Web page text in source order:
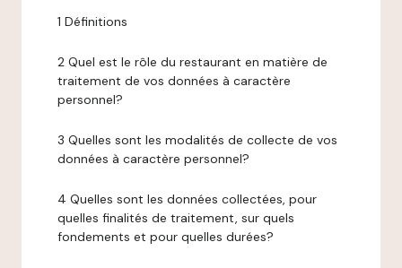
1 Définitions
2 Quel est le rôle du restaurant en matière de
traitement de vos données à caractère
personnel?
3 Quelles sont les modalités de collecte de vos
données à caractère personnel?
4 Quelles sont les données collectées, pour
quelles finalités de traitement, sur quels
fondements et pour quelles durées?